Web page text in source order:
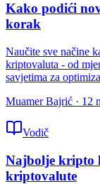
Kako podići
korak
Naučite sve načine
kriptovaluta - od
savjetima za
Muamer Bajrić · 12
Vodič
Najbolje kripto
kriptovalute